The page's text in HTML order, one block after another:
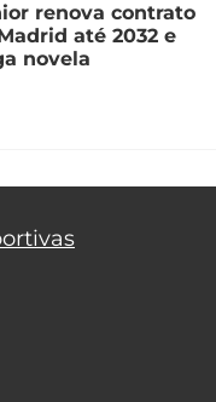
renova contrato
até 2032 e
novela